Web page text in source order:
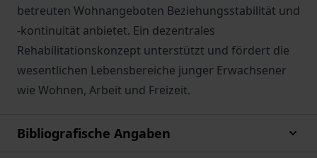
betreuten Wohnangeboten Beziehungsstabilität und
-kontinuität anbietet. Ein dezentrales
Rehabilitationskonzept unterstützt und fördert die
wesentlichen Lebensbereiche junger Erwachsener
wie Wohnen, Arbeit und Freizeit.
Bibliografische Angaben